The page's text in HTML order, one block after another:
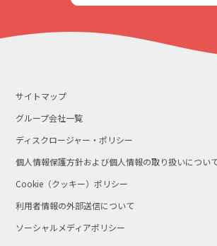
サイトマップ
グループ会社一覧
ディスクロージャー・ポリシー
個人情報保護方針および個人情報の取り扱いについ
Cookie（クッキー）ポリシー
利用者情報の外部送信について
ソーシャルメディアポリシー